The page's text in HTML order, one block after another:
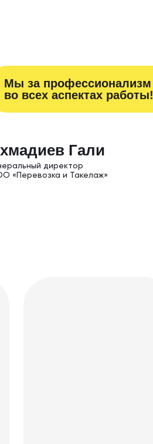
Мы за профессионализм
во всех аспектах работы!
адиев Гали
дирек тор
«Перевозка и Такелаж»